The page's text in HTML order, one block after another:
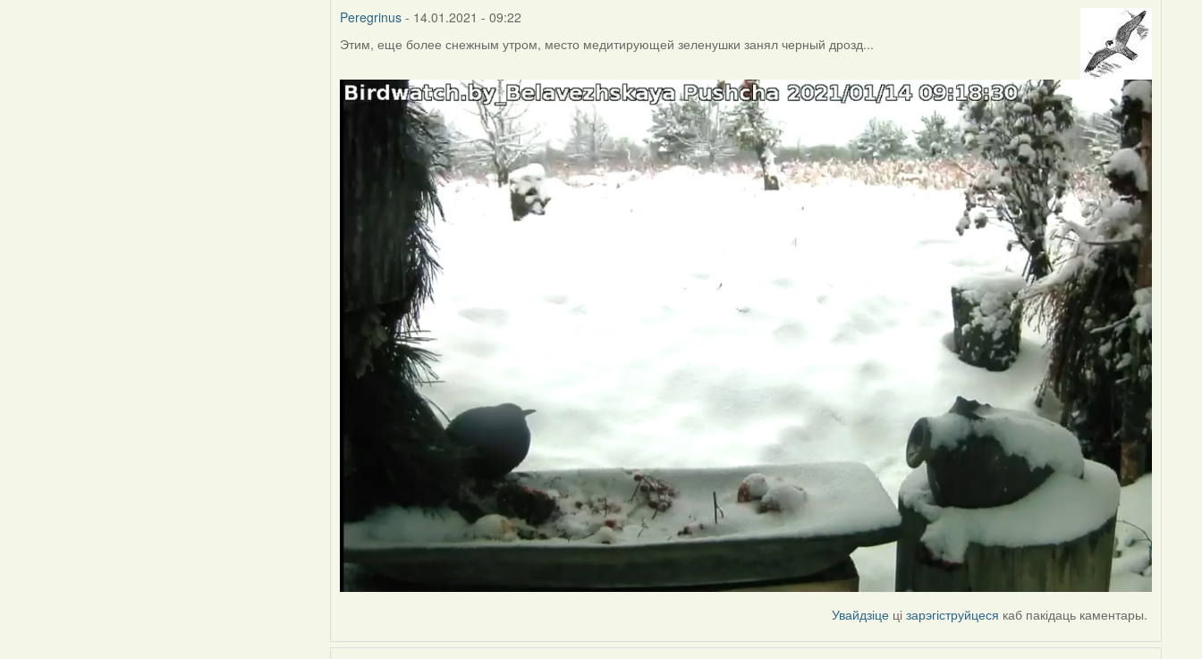
Peregrinus - 14.01.2021 - 09:22
Этим, еще более снежным утром, место медитирующей зеленушки занял черный дрозд...
Увайдзіце цізарэгіструйцеся каб пакідаць каментары.